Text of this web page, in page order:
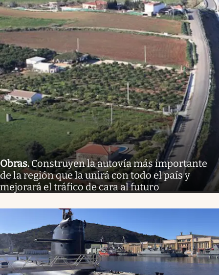
Obras.Construyen la autovía más importante
de la región que la unirá con todo el país y
mejorará el tráfico de cara al futuro